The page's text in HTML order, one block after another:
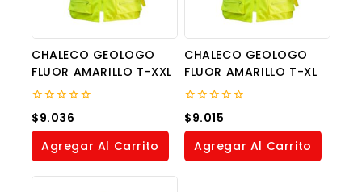
CHALECO GEOLOGO
FLUOR AMARILLO T-XXL
0
out
of
$9.036
Agregar Al Carrito
CHALECO GEOLOGO
FLUOR AMARILLO T-XL
0
out
of
$9.015
Agregar Al Carrito